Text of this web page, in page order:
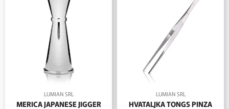
LUMIAN SRL
MERICA JAPANESE JIGGER
LUMIAN SRL
HVATALJKA TONGS PINZA